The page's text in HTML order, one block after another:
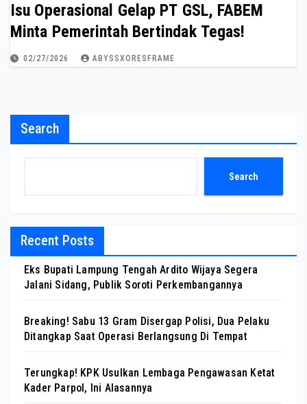
Isu Operasional Gelap PT GSL, FABEM
Minta Pemerintah Bertindak Tegas!
02/27/2026 ABYSSXORESFRAME
Search
Search
Recent Posts
Eks Bupati Lampung Tengah Ardito Wijaya Segera
Jalani Sidang, Publik Soroti Perkembangannya
Breaking! Sabu 13 Gram Disergap Polisi, Dua Pelaku
Ditangkap Saat Operasi Berlangsung Di Tempat
Terungkap! KPK Usulkan Lembaga Pengawasan Ketat
Kader Parpol, Ini Alasannya